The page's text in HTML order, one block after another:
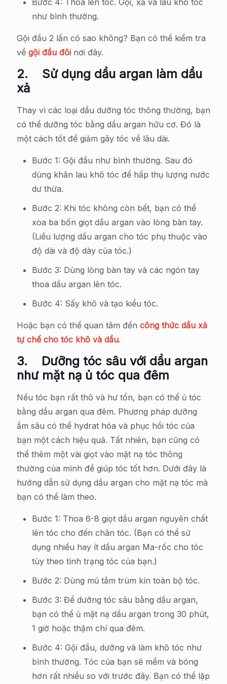
như bình thường.
Gội đầu 2 lần có sao không? Bạn có thể kiểm tra
về gội đầu đôi nơi đây.
2. Sử dụng dầu argan làm dầu
xả
Thay vì các loại dầu dưỡng tóc thông thường, bạn
có thể dưỡng tóc bằng dầu argan hữu cơ. Đó là
một cách tốt để giảm gãy tóc về lâu dài.
Bước 1: Gội đầu như bình thường. Sau đó
dùng khăn lau khô tóc để hấp thụ lượng nước
dư thừa.
Bước 2: Khi tóc không còn bết, bạn có thể
xoa ba bốn giọt dầu argan vào lòng bàn tay.
(Liều lượng dầu argan cho tóc phụ thuộc vào
độ dài và độ dày của tóc.)
Bước 3: Dùng lòng bàn tay và các ngón tay
thoa dầu argan lên tóc.
Bước 4: Sấy khô và tạo kiểu tóc.
Hoặc bạn có thể quan tâm đến công thức dầu xả
tự chế cho tóc khô và dầu.
3. Dưỡng tóc sâu với dầu argan
như mặt nạ ủ tóc qua đêm
Nếu tóc bạn rất thô và hư tổn, bạn có thể ủ tóc
bằng dầu argan qua đêm. Phương pháp dưỡng
ẩm sâu có thể hydrat hóa và phục hồi tóc của
bạn một cách hiệu quả. Tất nhiên, bạn cũng có
thể thêm một vài giọt vào mặt nạ tóc thông
thường của mình để giúp tóc tốt hơn. Dưới đây là
hướng dẫn sử dụng dầu argan cho mặt nạ tóc mà
bạn có thể làm theo.
Bước 1: Thoa 6-8 giọt dầu argan nguyên chất
lên tóc cho đến chân tóc. (Bạn có thể sử
dụng nhiều hay ít dầu argan Ma-rốc cho tóc
tùy theo tình trạng tóc của bạn.)
Bước 2: Dùng mũ tắm trùm kín toàn bộ tóc.
Bước 3: Để dưỡng tóc sâu bằng dầu argan,
bạn có thể ủ mặt nạ dầu argan trong 30 phút,
1 giờ hoặc thậm chí qua đêm.
Bước 4: Gội đầu, dưỡng và làm khô tóc như
bình thường. Tóc của bạn sẽ mềm và bóng
hơn rất nhiều so với trước đây. Bạn có thể lặp